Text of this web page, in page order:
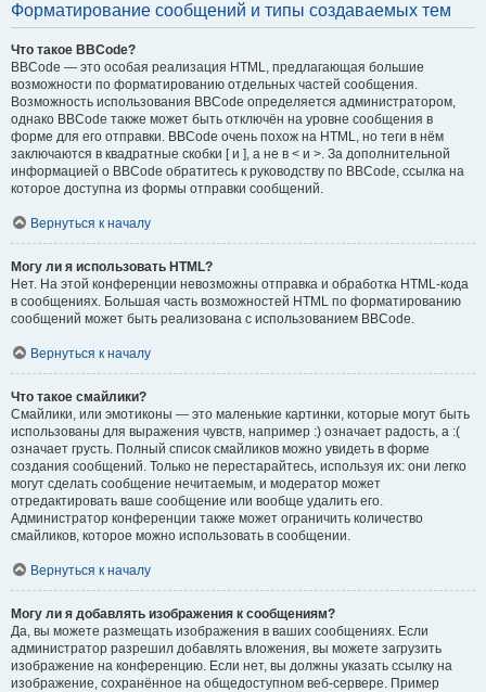
Форматирование сообщений и типы создаваемых тем
Что такое BBCode?
BBCode — это особая реализация HTML, предлагающая большие
возможности по форматированию отдельных частей сообщения.
Возможность использования BBCode определяется администратором,
однако BBCode также может быть отключён на уровне сообщения в
форме для его отправки. BBCode очень похож на HTML, но теги в нём
заключаются в квадратные скобки [ и ], а не в < и >. За дополнительной
информацией о BBCode обратитесь к руководству по BBCode, ссылка на
которое доступна из формы отправки сообщений.
Вернуться к началу
Могу ли я использовать HTML?
Нет. На этой конференции невозможны отправка и обработка HTML-кода
в сообщениях. Большая часть возможностей HTML по форматированию
сообщений может быть реализована с использованием BBCode.
Вернуться к началу
Что такое смайлики?
Смайлики, или эмотиконы — это маленькие картинки, которые могут быть
использованы для выражения чувств, например :) означает радость, а :(
означает грусть. Полный список смайликов можно увидеть в форме
создания сообщений. Только не перестарайтесь, используя их: они легко
могут сделать сообщение нечитаемым, и модератор может
отредактировать ваше сообщение или вообще удалить его.
Администратор конференции также может ограничить количество
смайликов, которое можно использовать в сообщении.
Вернуться к началу
Могу ли я добавлять изображения к сообщениям?
Да, вы можете размещать изображения в ваших сообщениях. Если
администратор разрешил добавлять вложения, вы можете загрузить
изображение на конференцию. Если нет, вы должны указать ссылку на
изображение, сохранённое на общедоступном веб-сервере. Пример